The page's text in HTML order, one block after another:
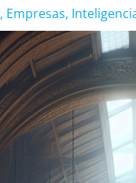
, Empresas,